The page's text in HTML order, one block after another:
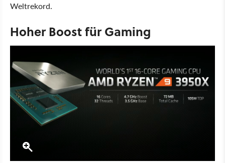
Weltrekord.
Hoher Boost für Gaming